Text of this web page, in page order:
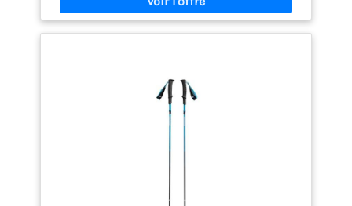
tissé extensible dans 4 directions est assez léger
pour sécher rapidement et respirer, mais assez
jambe se trouve à droite et à gauche lors de la
conversion en pantalon ou short Occasions : le
pantalon de randonnée convertible Wespornow est
les sports : randonnée, camping, randonnée,
voyage, pêche, et plus encore, ainsi que pour les